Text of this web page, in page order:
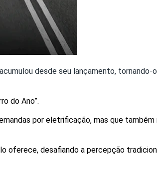
desde seu lançamento, tornando-
do Ano”.
por eletrificação, mas que também
oferece, desafiando a percepção